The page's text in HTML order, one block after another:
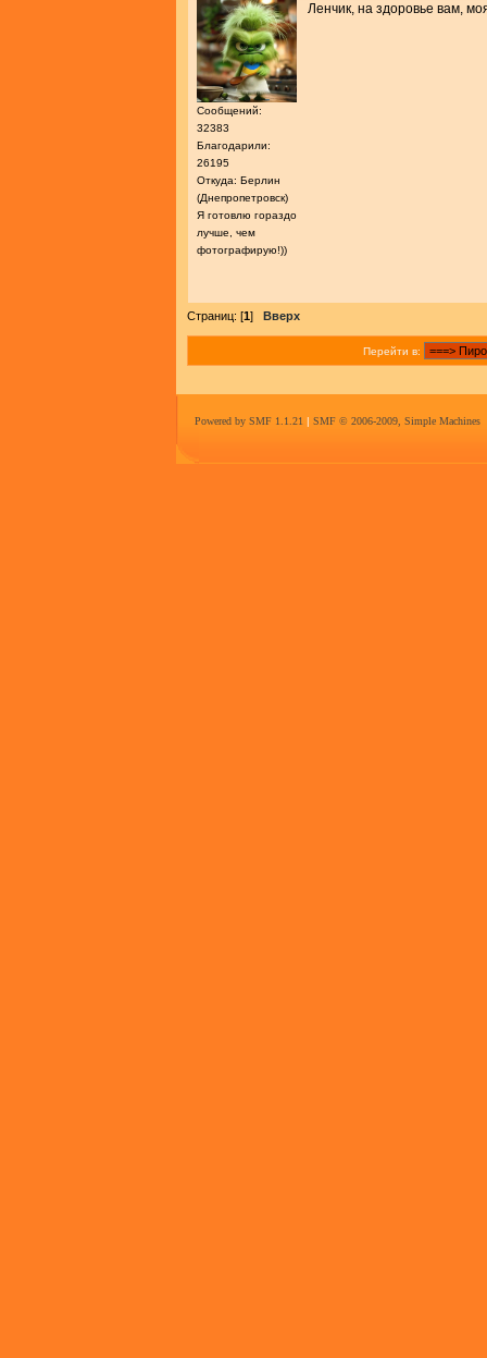
Сообщений:
32383
Благодарили:
26195
Откуда: Берлин
(Днепропетровск)
Я готовлю гораздо
лучше, чем
фотографирую!))
Ленчик, на здоровье вам,
Страниц: [1] Вверх
Перейти в:
Powered by SMF 1.1.21 | SMF © 2006-2009, Simple Machines